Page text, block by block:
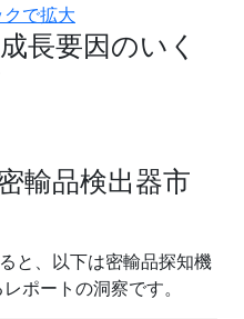
で拡大
長要因のいく
輸品検出器市
と、以下は密輸品探知機
ポートの洞察です。